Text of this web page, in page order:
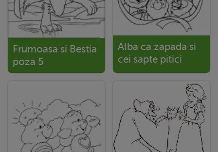
Frumoasa si Bestia
poza 5
Alba ca zapada si
cei sapte pitici